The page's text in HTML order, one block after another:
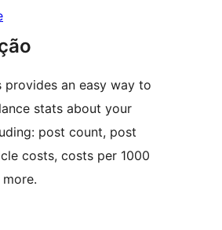
provides an easy way to
stats about your
post count, post
costs, costs per 1000